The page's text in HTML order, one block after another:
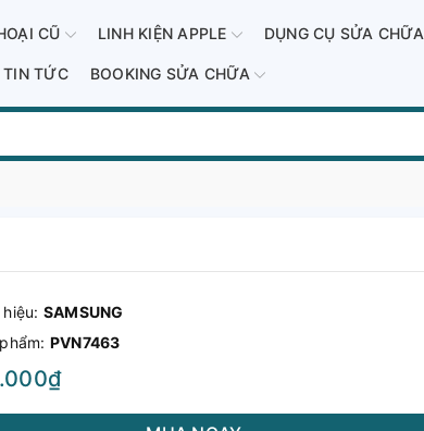
CŨ LINH KIỆN APPLE DỤNG CỤ SỬA CHỮA
TIN TỨC BOOKING SỬA CHỮA
SAMSUNG
PVN7463